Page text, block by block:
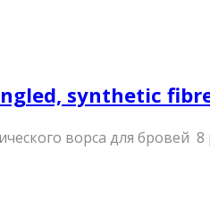
synthetic
ворса для бровей